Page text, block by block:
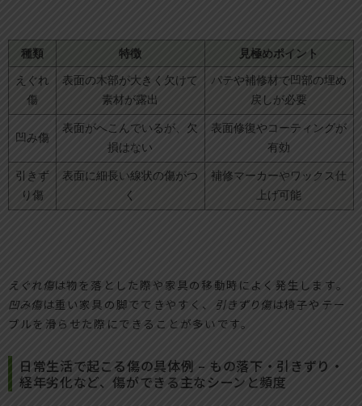
種類 特徴 見極めポイント
えぐれ
傷
表面の木部が大きく欠けて
素材が露出
パテや補修材で凹部の埋め
戻しが必要
凹み傷
表面がへこんでいるが、欠
損はない
表面修復やコーティングが
有効
引きず
り傷
表面に細長い線状の傷がつ
く
補修マーカーやワックス仕
上げ可能
えぐれ傷は物を落とした際や家具の移動時によく発生します。
凹み傷は重い家具の脚でできやすく、 引きずり傷は椅子やテー
ブルを滑らせた際にできることが多いです。
日常生活で起こる傷の具体例 – もの落下・引きずり・
経年劣化など、傷ができる主なシーンと頻度